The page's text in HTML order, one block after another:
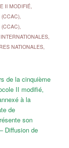
II MODIFIÉ,
,
,
,
NATIONALES,
de la cinquième
II modifié,
à la
de
son
Diffusion de